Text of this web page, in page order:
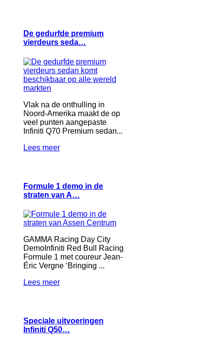
De gedurfde premium
vierdeurs seda…
Vlak na de onthulling in
Noord-Amerika maakt de op
veel punten aangepaste
Infiniti Q70 Premium sedan...
Lees meer
Formule 1 demo in de
straten van A…
GAMMA Racing Day City
DemoInfiniti Red Bull Racing
Formule 1 met coureur Jean-
Éric Vergne ‘Bringing ...
Lees meer
Speciale uitvoeringen
Infiniti Q50…